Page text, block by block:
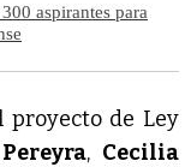
aspirantes para
proyecto de Ley
, Cecilia